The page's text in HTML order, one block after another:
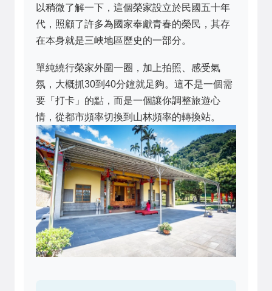
以稍微了解一下，這個榮家設立於民國五十年
代，照顧了許多為國家奉獻青春的榮民，其存
在本身就是三峽地區歷史的一部分。
單純繞行榮家外圍一圈，加上拍照、感受氣
氛，大概抓30到40分鐘就足夠。這不是一個需
要「打卡」的點，而是一個讓你調整旅遊心
情，從都市頻率切換到山林頻率的轉換站。